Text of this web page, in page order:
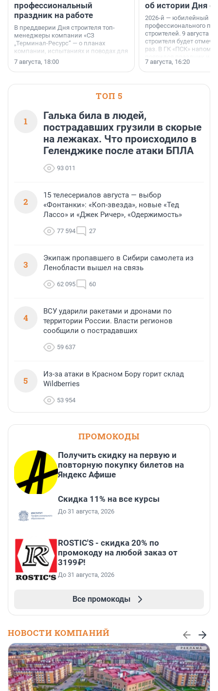
профессиональный
праздник на работе
В преддверии Дня строителя топ-
менеджеры компании «СЗ
„Терминал-Ресурс“ — о планах
компании, испытаниях и поводах для
осторожного оптимизма.
7 августа, 18:00
об истории Дня
2026-й — юбилейный
профессионального
строителей. 9 августа
строителя будет
раз. В ГК «ПСК»
поменялась роль
7 августа, 16:20
ТОП 5
1
Галька била в людей,
пострадавших грузили в скорые
на лежаках. Что происходило в
Геленджике после атаки БПЛА
93 011
2
15 телесериалов августа — выбор
«Фонтанки»: «Коп-звезда», новые «Тед
Лассо» и «Джек Ричер», «Одержимость»
77 594 27
3
Экипаж пропавшего в Сибири самолета из
Ленобласти вышел на связь
62 095 60
4
ВСУ ударили ракетами и дронами по
территории России. Власти регионов
сообщили о пострадавших
59 637
5
Из-за атаки в Красном Бору горит склад
Wildberries
53 954
ПРОМОКОДЫ
Получить скидку на первую и
повторную покупку билетов на
Яндекс Афише
Скидка 11% на все курсы
До 31 августа, 2026
ROSTIC'S - скидка 20% по
промокоду на любой заказ от
3199₽!
До 31 августа, 2026
Все промокоды
НОВОСТИ КОМПАНИЙ